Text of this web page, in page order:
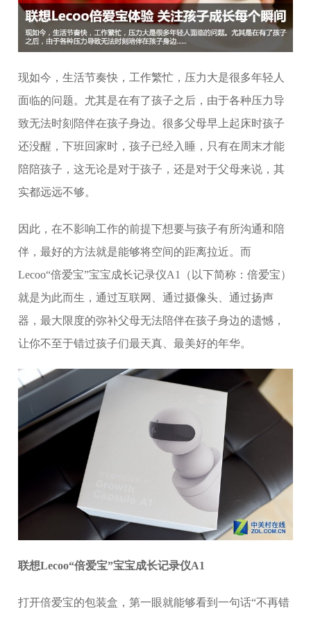
现如今，生活节奏快，工作繁忙，压力大是很多年轻人
面临的问题。尤其是在有了孩子之后，由于各种压力导
致无法时刻陪伴在孩子身边。很多父母早上起床时孩子
还没醒，下班回家时，孩子已经入睡，只有在周末才能
陪陪孩子，这无论是对于孩子，还是对于父母来说，其
实都远远不够。
因此，在不影响工作的前提下想要与孩子有所沟通和陪
伴，最好的方法就是能够将空间的距离拉近。而
Lecoo“倍爱宝”宝宝成长记录仪A1（以下简称：倍爱宝）
就是为此而生，通过互联网、通过摄像头、通过扬声
器，最大限度的弥补父母无法陪伴在孩子身边的遗憾，
让你不至于错过孩子们最天真、最美好的年华。
联想Lecoo“倍爱宝”宝宝成长记录仪A1
打开倍爱宝的包装盒，第一眼就能够看到一句话“不再错